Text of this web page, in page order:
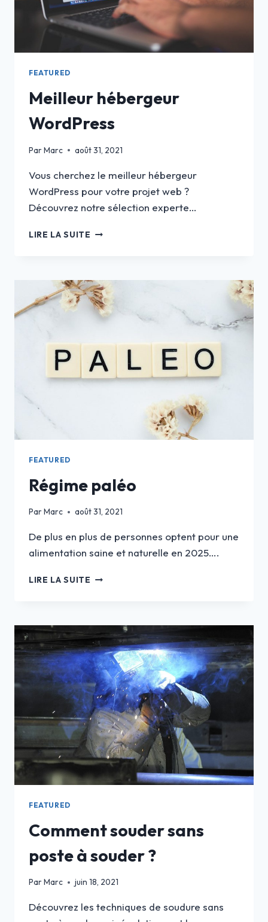
FEATURED
Meilleur hébergeur
WordPress
ParMarc août 31, 2021
Vous cherchez le meilleur hébergeur
WordPress pour votre projet web ?
Découvrez notre sélection experte…
LIRE LA SUITE MEILLEUR
FEATURED
Régime paléo
ParMarc août 31, 2021
De plus en plus de personnes optent pour une
alimentation saine et naturelle en 2025….
LIRE LA SUITE RÉGIME
FEATURED
Comment souder sans
poste à souder ?
ParMarc juin 18, 2021
Découvrez les techniques de soudure sans